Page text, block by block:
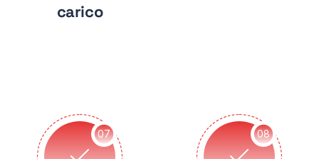
carico
07 08